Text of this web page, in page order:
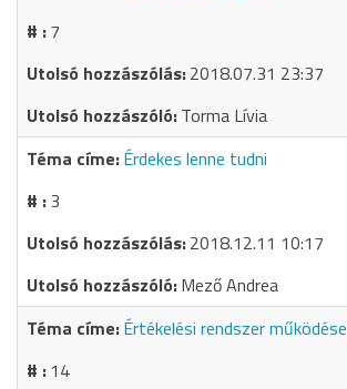
7
2018.07.31 23:37
Torma Lívia
Érdekes lenne tudni
3
2018.12.11 10:17
Mező Andrea
Értékelési rendszer működése
14